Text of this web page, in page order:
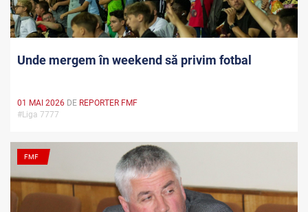
Unde mergem în weekend să privim fotbal
01 MAI 2026 DE REPORTER FMF
#Liga 7777
FMF